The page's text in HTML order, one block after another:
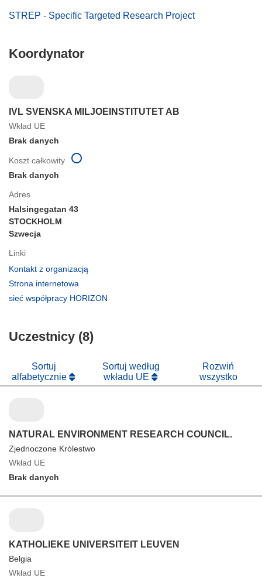
STREP - Specific Targeted Research Project
Koordynator
IVL SVENSKA MILJOEINSTITUTET AB
Wkład UE
Brak danych
Adres
Halsingegatan 43
STOCKHOLM
Szwecja
Linki
Kontakt z organizacją
oknie)
Strona internetowa
otworzy
nowym
oknie)
sieć współpracy HORIZON
Koszt całkowity
Brak danych
Uczestnicy (8)
Sortuj
alfabetycznie
Sortuj według
wkładu UE
Rozwiń
wszystko
NATURAL ENVIRONMENT RESEARCH COUNCIL.
Zjednoczone Królestwo
Wkład UE
Brak danych
KATHOLIEKE UNIVERSITEIT LEUVEN
Belgia
Wkład UE